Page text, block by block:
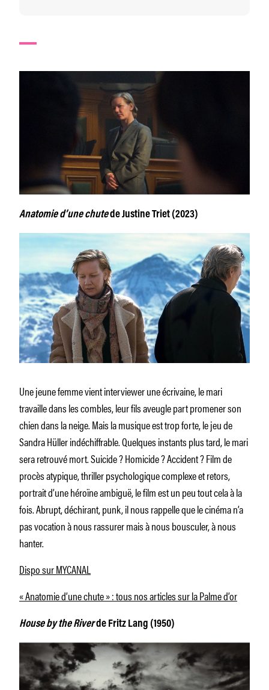
Anatomie d’une chutede Justine Triet (2023)
Une jeune femme vient interviewer une écrivaine, le mari
travaille dans les combles, leur fils aveugle part promener son
chien dans la neige. Mais la musique est trop forte, le jeu de
Sandra Hüller indéchiffrable. Quelques instants plus tard, le mari
sera retrouvé mort. Suicide ? Homicide ? Accident ? Film de
procès atypique, thriller psychologique complexe et retors,
portrait d’une héroïne ambiguë, le film est un peu tout cela à la
fois. Abrupt, déchirant, punk, il nous rappelle que le cinéma n’a
pas vocation à nous rassurer mais à nous bousculer, à nous
hanter.
Dispo sur MYCANAL
« Anatomie d’une chute » : tous nos articles sur la Palme d’or
House by the Riverde Fritz Lang (1950)